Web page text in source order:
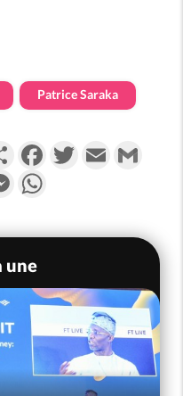
Patrice Saraka
PartagerFacebookTwitterEmail
Messenger
une